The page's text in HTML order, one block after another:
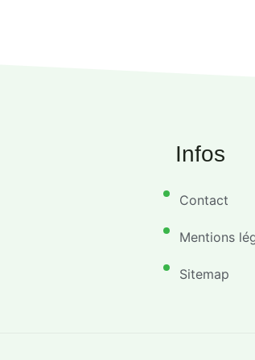
Infos
Contact
Mentions
Sitemap